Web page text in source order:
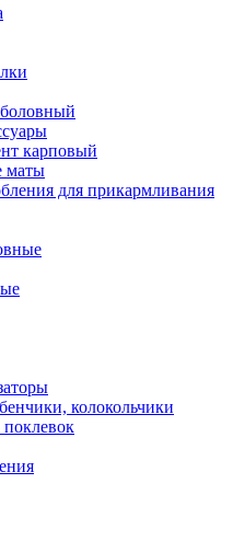
карповый
маты
для прикармливания
колокольчики